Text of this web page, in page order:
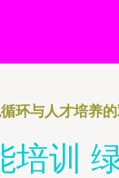
环与人才培养
培训